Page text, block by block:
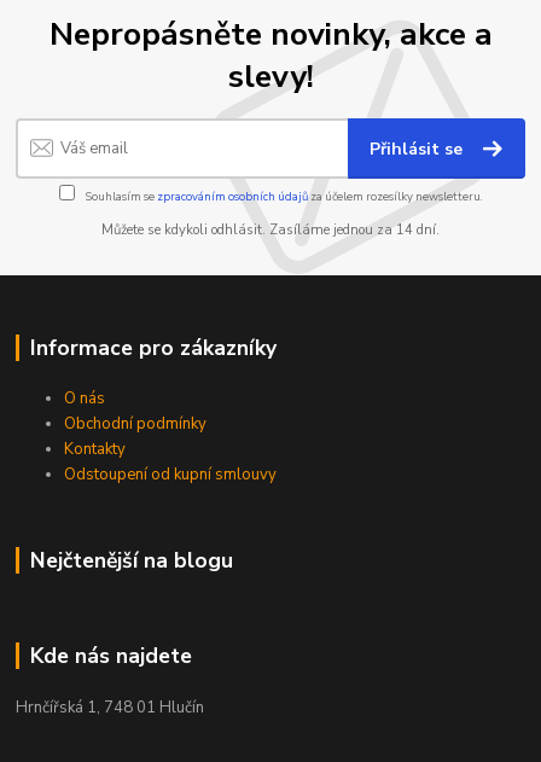
Nepropásněte novinky, akce a
slevy!
Přihlásit se
Souhlasím se zpracováním osobních údajůza účelem rozesílky newsletteru.
Můžete se kdykoli odhlásit. Zasíláme jednou za 14 dní.
Informace pro zákazníky
O nás
Obchodní podmínky
Kontakty
Odstoupení od kupní smlouvy
Nejčtenější na blogu
Kde nás najdete
Hrnčířská 1, 748 01 Hlučín